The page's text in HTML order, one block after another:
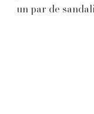
un par de